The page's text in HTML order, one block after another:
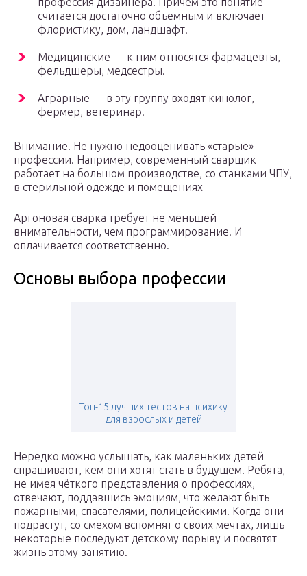
считается достаточно объемным и включает
флористику, дом, ландшафт.
Медицинские — к ним относятся фармацевты,
фельдшеры, медсестры.
Аграрные — в эту группу входят кинолог,
фермер, ветеринар.
Внимание! Не нужно недооценивать «старые»
профессии. Например, современный сварщик
работает на большом производстве, со станками ЧПУ,
в стерильной одежде и помещениях
Аргоновая сварка требует не меньшей
внимательности, чем программирование. И
оплачивается соответственно.
Основы выбора профессии
Топ-15 лучших тестов на психику
для взрослых и детей
Нередко можно услышать, как маленьких детей
спрашивают, кем они хотят стать в будущем. Ребята,
не имея чёткого представления о профессиях,
отвечают, поддавшись эмоциям, что желают быть
пожарными, спасателями, полицейскими. Когда они
подрастут, со смехом вспомнят о своих мечтах, лишь
некоторые последуют детскому порыву и посвятят
жизнь этому занятию.